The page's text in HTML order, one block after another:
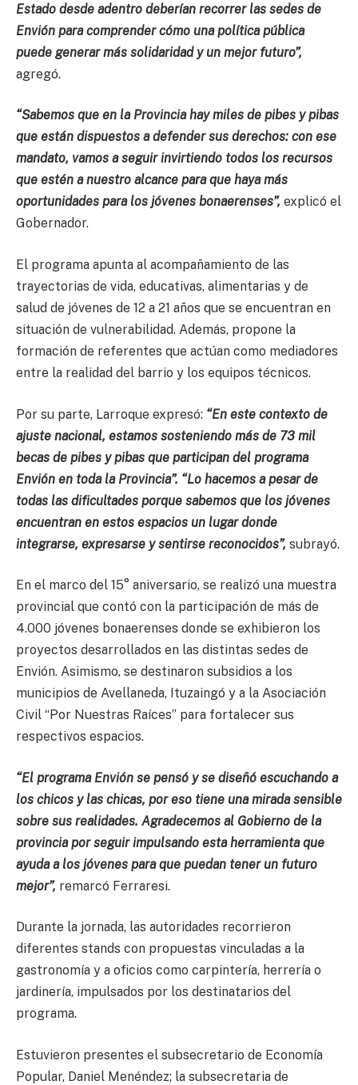
Estado desde adentro deberían recorrer las sedes de
Envión para comprender cómo una política pública
puede generar más solidaridad y un mejor futuro”,
agregó.
“Sabemos que en la Provincia hay miles de pibes y pibas
que están dispuestos a defender sus derechos: con ese
mandato, vamos a seguir invirtiendo todos los recursos
que estén a nuestro alcance para que haya más
oportunidades para los jóvenes bonaerenses”, explicó el
Gobernador.
El programa apunta al acompañamiento de las
trayectorias de vida, educativas, alimentarias y de
salud de jóvenes de 12 a 21 años que se encuentran en
situación de vulnerabilidad. Además, propone la
formación de referentes que actúan como mediadores
entre la realidad del barrio y los equipos técnicos.
Por su parte, Larroque expresó: “En este contexto de
ajuste nacional, estamos sosteniendo más de 73 mil
becas de pibes y pibas que participan del programa
Envión en toda la Provincia”. “Lo hacemos a pesar de
todas las dificultades porque sabemos que los jóvenes
encuentran en estos espacios un lugar donde
integrarse, expresarse y sentirse reconocidos”, subrayó.
En el marco del 15° aniversario, se realizó una muestra
provincial que contó con la participación de más de
4.000 jóvenes bonaerenses donde se exhibieron los
proyectos desarrollados en las distintas sedes de
Envión. Asimismo, se destinaron subsidios a los
municipios de Avellaneda, Ituzaingó y a la Asociación
Civil “Por Nuestras Raíces” para fortalecer sus
respectivos espacios.
“El programa Envión se pensó y se diseñó escuchando a
los chicos y las chicas, por eso tiene una mirada sensible
sobre sus realidades. Agradecemos al Gobierno de la
provincia por seguir impulsando esta herramienta que
ayuda a los jóvenes para que puedan tener un futuro
mejor”, remarcó Ferraresi.
Durante la jornada, las autoridades recorrieron
diferentes stands con propuestas vinculadas a la
gastronomía y a oficios como carpintería, herrería o
jardinería, impulsados por los destinatarios del
programa.
Estuvieron presentes el subsecretario de Economía
Popular, Daniel Menéndez; la subsecretaria de